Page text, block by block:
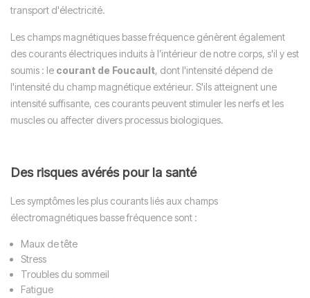
transport d'électricité.
Les champs magnétiques basse fréquence génèrent également
des courants électriques induits à l’intérieur de notre corps, s'il y est
soumis : le courant de Foucault, dont l'intensité dépend de
l'intensité du champ magnétique extérieur. S'ils atteignent une
intensité suffisante, ces courants peuvent stimuler les nerfs et les
muscles ou affecter divers processus biologiques.
Des risques avérés pour la santé
Les symptômes les plus courants liés aux champs
électromagnétiques basse fréquence sont :
Maux de tête
Stress
Troubles du sommeil
Fatigue